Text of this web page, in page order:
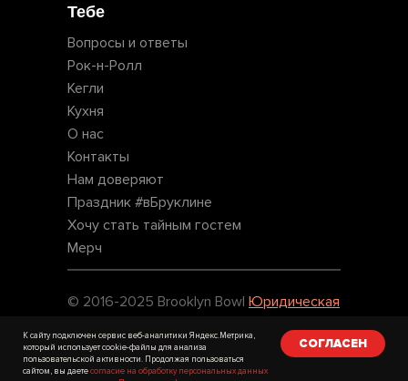
К сайту подключен сервис веб-аналитики Яндекс.Метрика,
который использует cookie-файлы для анализа
пользовательской активности. Продолжая пользоваться
сайтом, вы даетесогласие на обработку персональных данных
СОГЛАСЕН
Кегли
Кухня
Рок-н-Ролл
О нас
Мерч
Праздник #вБруклине
Нам доверяют
Контакты
© 2016-2025 Brooklyn Bowl Юридическая
Вопросы и ответы
Хочу стать тайным гостем
Тебе